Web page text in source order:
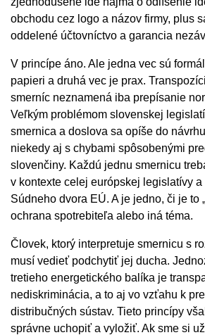
obchodu cez logo a názov firmy, plus
oddelené účtovníctvo a garancia
V princípe áno. Ale jedna vec sú
papieri a druhá vec je prax.
smerníc neznamená iba prepísanie
Veľkým problémom slovenskej
smernica a doslova sa opíše do
niekedy aj s chybami spôsobenými
slovenčiny. Každú jednu smernicu
v kontexte celej európskej legislatívy
Súdneho dvora EÚ. A je jedno, či je to
ochrana spotrebiteľa alebo iná téma.
Človek, ktorý interpretuje smernicu s
musí vedieť podchytiť jej ducha.
tretieho energetického balíka je
nediskriminácia, a to aj vo vzťahu k
distribučných sústav. Tieto princípy
správne uchopiť a vyložiť. Ak sme si